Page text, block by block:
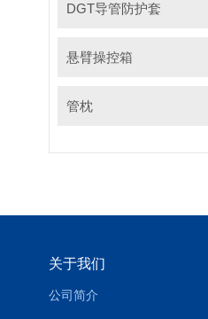
DGT导管防护套
悬臂操控箱
管枕
关于我们
公司简介